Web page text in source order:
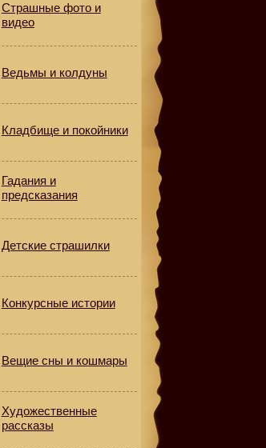
Страшные фото и
видео
Ведьмы и колдуны
Кладбище и покойники
Гадания и
предсказания
Детские страшилки
Конкурсные истории
Вещие сны и кошмары
Художественные
рассказы